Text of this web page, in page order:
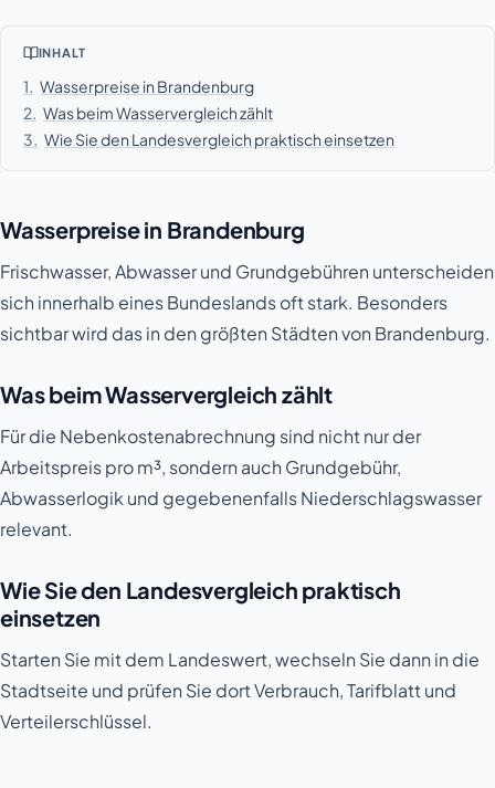
INHALT
1.
Wasserpreise in Brandenburg
2. Was beim Wasservergleich zählt
3.
Wie Sie den Landesvergleich praktisch einsetzen
Wasserpreise in Brandenburg
Frischwasser, Abwasser und Grundgebühren unterscheiden
sich innerhalb eines Bundeslands oft stark. Besonders
sichtbar wird das in den größten Städten von Brandenburg.
Was beim Wasservergleich zählt
Für die Nebenkostenabrechnung sind nicht nur der
Arbeitspreis pro m³, sondern auch Grundgebühr,
Abwasserlogik und gegebenenfalls Niederschlagswasser
relevant.
Wie Sie den Landesvergleich praktisch
einsetzen
Starten Sie mit dem Landeswert, wechseln Sie dann in die
Stadtseite und prüfen Sie dort Verbrauch, Tarifblatt und
Verteilerschlüssel.